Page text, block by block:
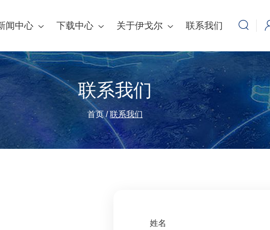
闻中心 下载中心 关于伊戈尔 联系我们
联系我们
首页 / 联系我们